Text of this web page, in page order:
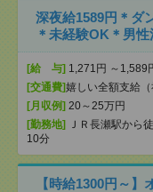
深夜給1589円＊ダ
＊未経験OK＊男
[給 与] 1,271円 ～
[交通費]嬉しい全額支給（
[月収例] 20～25万円
[勤務地]
ＪＲ長瀬駅から
10分
【時給1300円～